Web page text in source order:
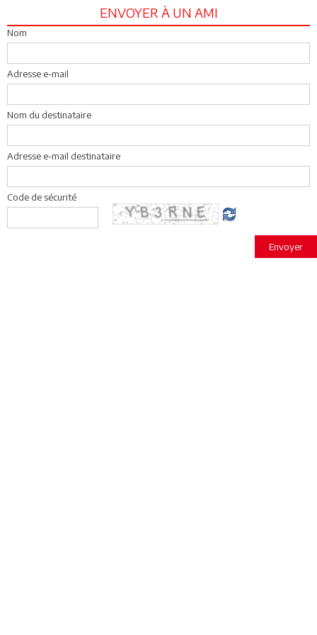
ENVOYER À UN AMI
Nom
Adresse e-mail
Nom du destinataire
Adresse e-mail destinataire
Code de sécurité
Envoyer